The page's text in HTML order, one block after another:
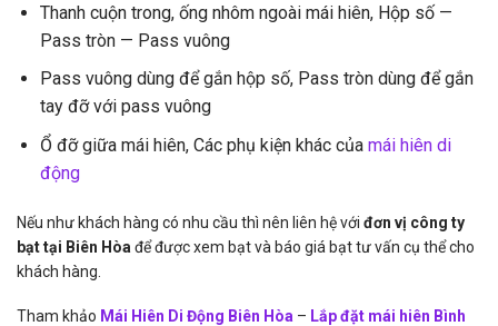
Thanh cuộn trong, ống nhôm ngoài mái hiên, Hộp số —
Pass tròn — Pass vuông
Pass vuông dùng để gắn hộp số, Pass tròn dùng để gắn
tay đỡ với pass vuông
Ổ đỡ giữa mái hiên, Các phụ kiện khác của mái hiên di
động
Nếu như khách hàng có nhu cầu thì nên liên hệ với đơn vị công ty
bạt tại Biên Hòa để được xem bạt và báo giá bạt tư vấn cụ thể cho
khách hàng.
Tham khảo Mái Hiên Di Động Biên Hòa – Lắp đặt mái hiên Bình